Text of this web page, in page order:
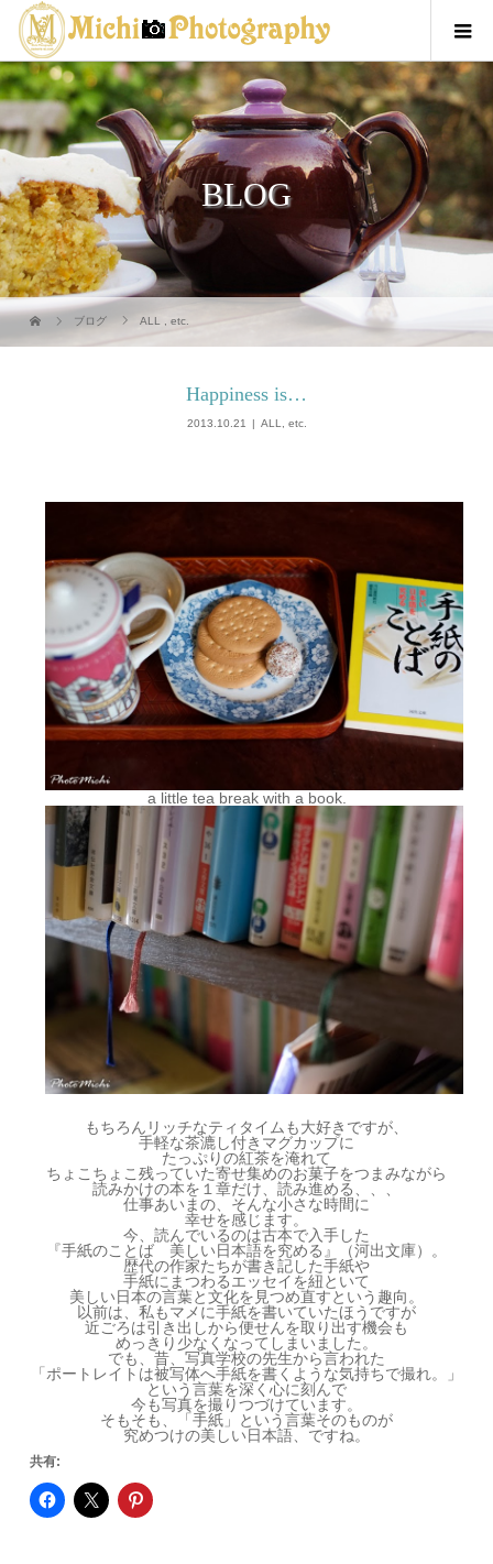
BLOG
ブログ ALL ,etc.
Happiness is…
2013.10.21 ALL etc.
a little tea break with a book.
もちろんリッチなティタイムも大好きですが、
手軽な茶漉し付きマグカップに
たっぷりの紅茶を淹れて
ちょこちょこ残っていた寄せ集めのお菓子をつまみながら
読みかけの本を１章だけ、読み進める、、、
仕事あいまの、そんな小さな時間に
幸せを感じます。
今、読んでいるのは古本で入手した
『手紙のことば 美しい日本語を究める』（河出文庫）。
歴代の作家たちが書き記した手紙や
手紙にまつわるエッセイを紐といて
美しい日本の言葉と文化を見つめ直すという趣向。
以前は、私もマメに手紙を書いていたほうですが
近ごろは引き出しから便せんを取り出す機会も
めっきり少なくなってしまいました。
でも、昔、写真学校の先生から言われた
「ポートレイトは被写体へ手紙を書くような気持ちで撮れ。」
という言葉を深く心に刻んで
今も写真を撮りつづけています。
そもそも、「手紙」という言葉そのものが
究めつけの美しい日本語、ですね。
共有: